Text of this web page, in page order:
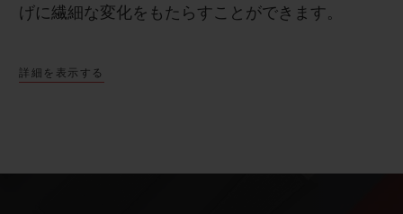
げに繊細な変化をもたらすことができます。
詳細を表示する